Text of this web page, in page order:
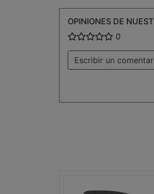
OPINIONES DE
0
Escribir un